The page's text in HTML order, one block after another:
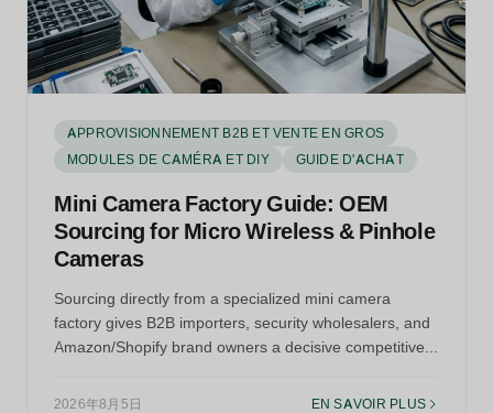
APPROVISIONNEMENT B2B ET VENTE EN GROS
MODULES DE CAMÉRA ET DIY
GUIDE D'ACHAT
Mini Camera Factory Guide: OEM
Sourcing for Micro Wireless & Pinhole
Cameras
Sourcing directly from a specialized mini camera
factory gives B2B importers, security wholesalers, and
Amazon/Shopify brand owners a decisive competitive...
2026年8月5日 EN SAVOIR PLUS